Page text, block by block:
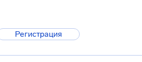
Регистрация